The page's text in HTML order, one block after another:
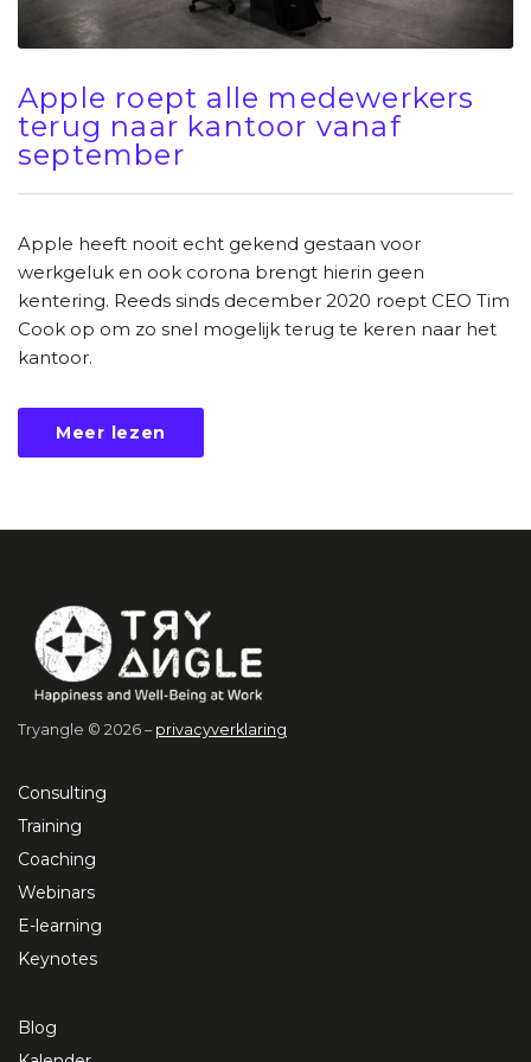
Apple roept alle medewerkers
terug naar kantoor vanaf
september
Apple heeft nooit echt gekend gestaan voor
werkgeluk en ook corona brengt hierin geen
kentering. Reeds sinds december 2020 roept CEO Tim
Cook op om zo snel mogelijk terug te keren naar het
kantoor.
Meer lezen
Tryangle © 2026 – privacyverklaring
Consulting
Training
Coaching
Webinars
E-learning
Keynotes
Blog